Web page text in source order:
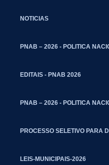
NOTICIAS
PNAB – 2026 - POLITICA
EDITAIS - PNAB 2026
PNAB – 2026 - POLITICA
PROCESSO SELETIVO PARA
LEIS-MUNICIPAIS-2026